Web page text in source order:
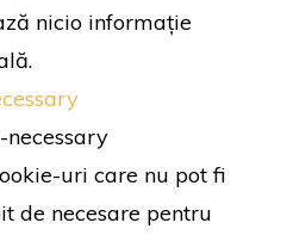
nicio informație
necessary
uri care nu pot fi
de necesare pentru